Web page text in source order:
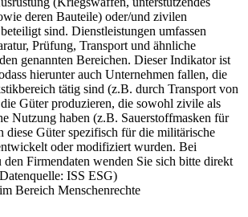
deren Bauteile) oder/und zivilen
sind. Dienstleistungen umfassen
Prüfung, Transport und ähnliche
genannten Bereichen. Dieser Indikator ist
hierunter auch Unternehmen fallen, die
tätig sind (z.B. durch Transport von
Güter produzieren, die sowohl zivile als
Nutzung haben (z.B. Sauerstoffmasken für
diese Güter spezifisch für die militärische
oder modifiziert wurden. Bei
den Firmendaten wenden Sie sich bitte direkt
ISS ESG)
Bereich Menschenrechte